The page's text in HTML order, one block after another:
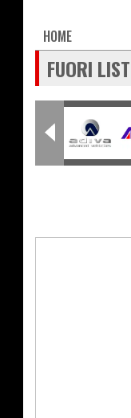
Main
navigation
HOME
FUORI